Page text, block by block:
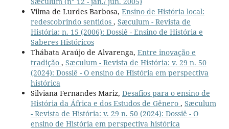
Vilma de Lurdes Barbosa, Ensino de História local:
redescobrindo sentidos , Sæculum - Revista de
História: n. 15 (2006): Dossiê - Ensino de História e
Saberes Históricos
Thábata Araújo de Alvarenga, Entre inovação e
tradição , Sæculum - Revista de História: v. 29 n. 50
(2024): Dossiê - O ensino de História em perspectiva
histórica
Silviana Fernandes Mariz, Desafios para o ensino de
História da África e dos Estudos de Gênero , Sæculum
- Revista de História: v. 29 n. 50 (2024): Dossiê - O
ensino de História em perspectiva histórica